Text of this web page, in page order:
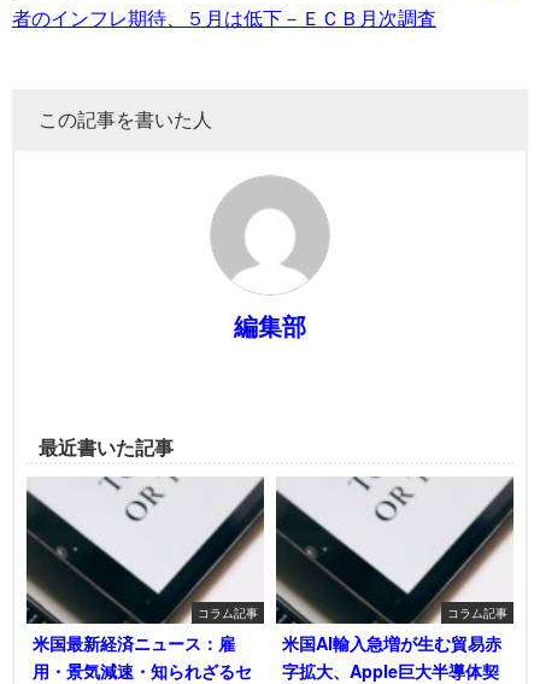
者のインフレ期待、５月は低下－ＥＣＢ月次調査
この記事を書いた人
編集部
最近書いた記事
コラム記事
米国最新経済ニュース：雇
用・景気減速・知られざるセ
コラム記事
米国AI輸入急増が生む貿易赤
字拡大、Apple巨大半導体契